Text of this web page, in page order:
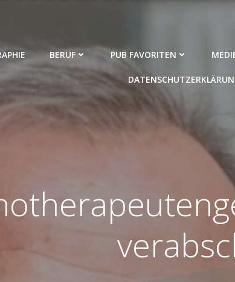
BERUF PUB FAVORITEN